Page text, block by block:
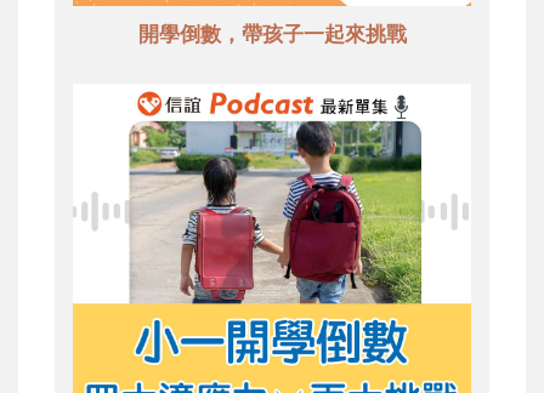
開學倒數，帶孩子一起來挑戰